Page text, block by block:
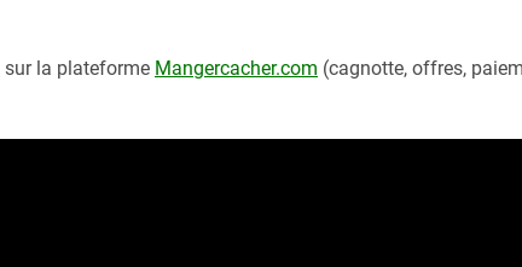
sur la plateforme Mangercacher.com (cagnotte, offres,